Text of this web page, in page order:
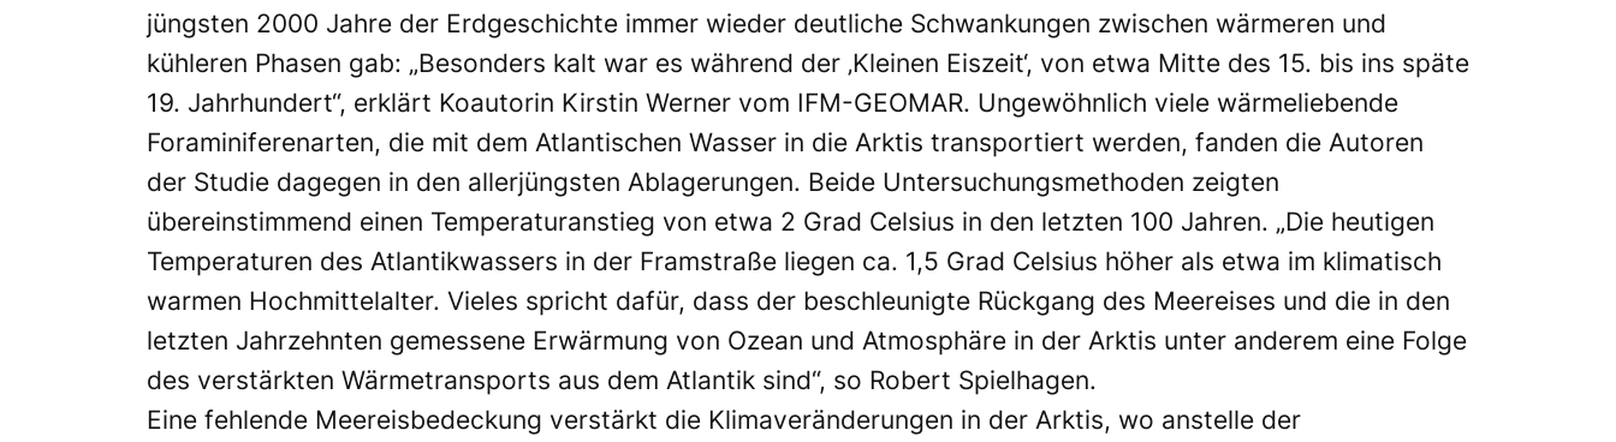
jüngsten 2000 Jahre der Erdgeschichte immer wieder deutliche Schwankungen zwischen wärmeren und
kühleren Phasen gab: „Besonders kalt war es während der ‚Kleinen Eiszeit‘, von etwa Mitte des 15. bis ins späte
19. Jahrhundert“, erklärt Koautorin Kirstin Werner vom IFM-GEOMAR. Ungewöhnlich viele wärmeliebende
Foraminiferenarten, die mit dem Atlantischen Wasser in die Arktis transportiert werden, fanden die Autoren
der Studie dagegen in den allerjüngsten Ablagerungen. Beide Untersuchungsmethoden zeigten
übereinstimmend einen Temperaturanstieg von etwa 2 Grad Celsius in den letzten 100 Jahren. „Die heutigen
Temperaturen des Atlantikwassers in der Framstraße liegen ca. 1,5 Grad Celsius höher als etwa im klimatisch
warmen Hochmittelalter. Vieles spricht dafür, dass der beschleunigte Rückgang des Meereises und die in den
letzten Jahrzehnten gemessene Erwärmung von Ozean und Atmosphäre in der Arktis unter anderem eine Folge
des verstärkten Wärmetransports aus dem Atlantik sind“, so Robert Spielhagen.
Eine fehlende Meereisbedeckung verstärkt die Klimaveränderungen in der Arktis, wo anstelle der